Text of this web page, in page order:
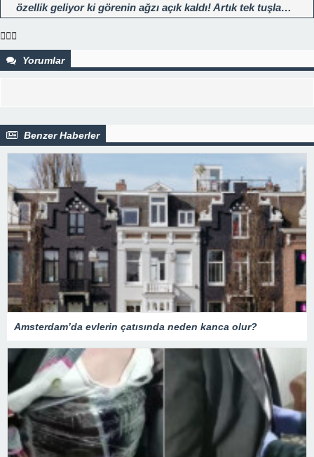
özellik geliyor ki görenin ağzı açık kaldı! Artık tek tuşla…
Yorumlar
Benzer Haberler
Amsterdam’da evlerin çatısında neden kanca olur?